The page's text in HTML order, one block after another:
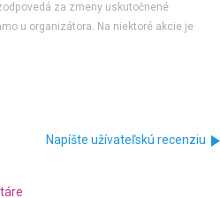
za zmeny uskutočnené
u organizátora. Na niektoré akcie je
Napíšte užívateľskú recenziu